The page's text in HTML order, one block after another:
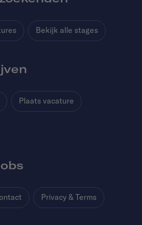
Bekijk alle stages
Plaats vacature
Privacy & Terms